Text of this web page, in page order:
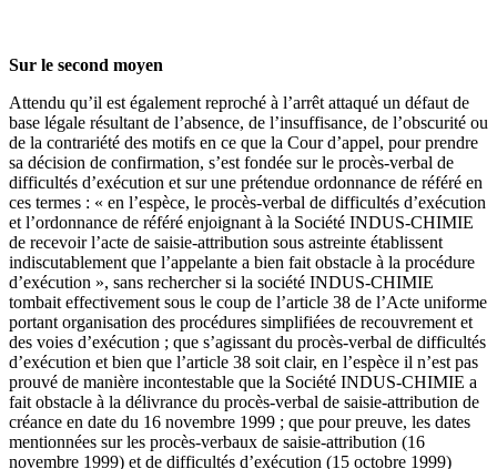
Sur le second moyen
Attendu qu’il est également reproché à l’arrêt attaqué un défaut de
base légale résultant de l’absence, de l’insuffisance, de l’obscurité ou
de la contrariété des motifs en ce que la Cour d’appel, pour prendre
sa décision de confirmation, s’est fondée sur le procès-verbal de
difficultés d’exécution et sur une prétendue ordonnance de référé en
ces termes : « en l’espèce, le procès-verbal de difficultés d’exécution
et l’ordonnance de référé enjoignant à la Société INDUS-CHIMIE
de recevoir l’acte de saisie-attribution sous astreinte établissent
indiscutablement que l’appelante a bien fait obstacle à la procédure
d’exécution », sans rechercher si la société INDUS-CHIMIE
tombait effectivement sous le coup de l’article 38 de l’Acte uniforme
portant organisation des procédures simplifiées de recouvrement et
des voies d’exécution ; que s’agissant du procès-verbal de difficultés
d’exécution et bien que l’article 38 soit clair, en l’espèce il n’est pas
prouvé de manière incontestable que la Société INDUS-CHIMIE a
fait obstacle à la délivrance du procès-verbal de saisie-attribution de
créance en date du 16 novembre 1999 ; que pour preuve, les dates
mentionnées sur les procès-verbaux de saisie-attribution (16
novembre 1999) et de difficultés d’exécution (15 octobre 1999)